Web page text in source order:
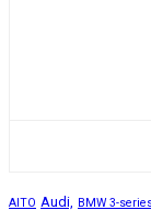
AITO Audi, BMW 3-